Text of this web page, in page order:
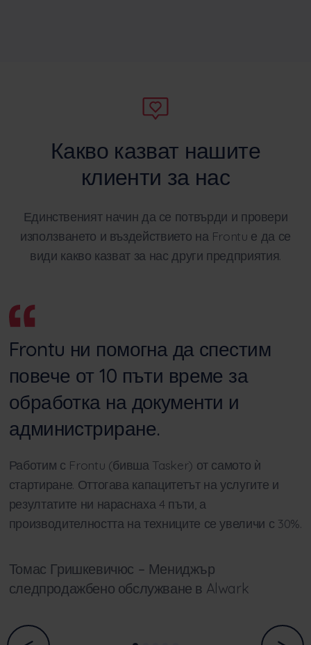
Какво казват нашите
клиенти за нас
Единственият начин да се потвърди и провери
използването и въздействието на Frontu е да се
види какво казват за нас други предприятия.
Frontu ни помогна да спестим
повече от 10 пъти време за
обработка на документи и
администриране.
Работим с Frontu (бивша Tasker) от самото ѝ
стартиране. Оттогава капацитетът на услугите и
резултатите ни нараснаха 4 пъти, а
производителността на техниците се увеличи с 30%.
Томас Гришкевичюс – Мениджър
следпродажбено обслужване в Alwark